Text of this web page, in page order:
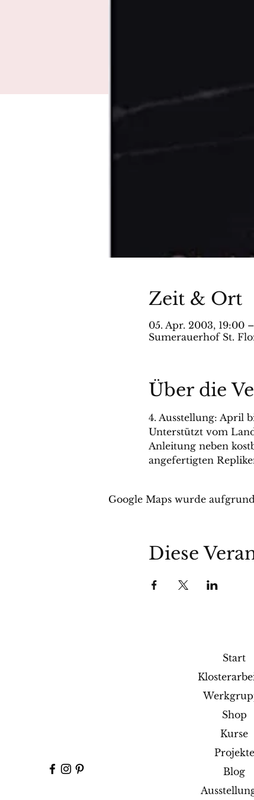
Zeit & Ort
05. Apr. 2003, 19:00
Sumerauerhof St.
Über die
4. Ausstellung: April
Unterstützt vom
Anleitung neben
angefertigten
Google Maps wurde
Diese
Start
Shop
Kurse
Projekte
Blog